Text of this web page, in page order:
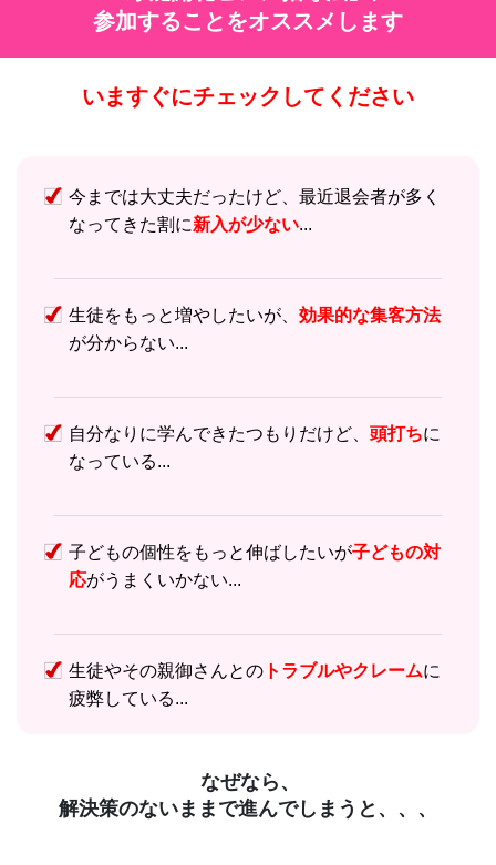
参加することをオススメします
いますぐにチェックしてください
今までは大丈夫だったけど、最近退会者が多く
なってきた割に新入が少ない...
生徒をもっと増やしたいが、効果的な集客方法
が分からない...
自分なりに学んできたつもりだけど、頭打ちに
なっている...
子どもの個性をもっと伸ばしたいが子どもの対
応がうまくいかない...
生徒やその親御さんとの トラブルやクレームに
疲弊している...
なぜなら、
解決策のないままで進んでしまうと、、、